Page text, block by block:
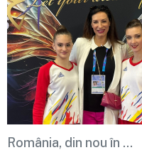
România, din nou în ...